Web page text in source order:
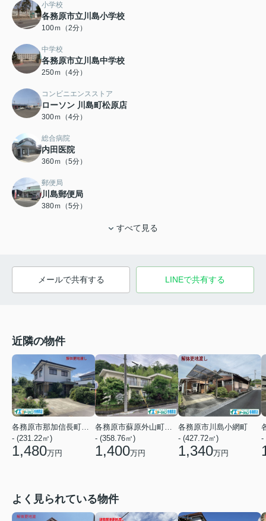
小学校
各務原市立川島小学校
100ｍ（2分）
中学校
各務原市立川島中学校
250ｍ（4分）
コンビニエンスストア
ローソン 川島町松原店
300ｍ（4分）
総合病院
内田医院
360ｍ（5分）
郵便局
川島郵便局
380ｍ（5分）
すべて見る
メールで共有する LINEで共有する
近隣の物件
各務原市那加信長町２丁目
- (231.22㎡)
1,480万円
各務原市蘇原外山町２丁目
- (358.76㎡)
1,400万円
各務原市川島小網町
- (427.72㎡)
1,340万円
-
よく見られている物件